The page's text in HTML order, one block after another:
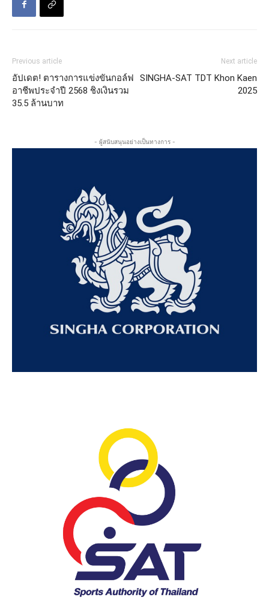
Previous article
อัปเดต! ตารางการแข่งขันกอล์ฟ
อาชีพประจำปี 2568 ชิงเงินรวม
35.5 ล้านบาท
Next article
SINGHA-SAT TDT Khon Kaen
2025
- ผู้สนับสนุนอย่างเป็นทางการ -